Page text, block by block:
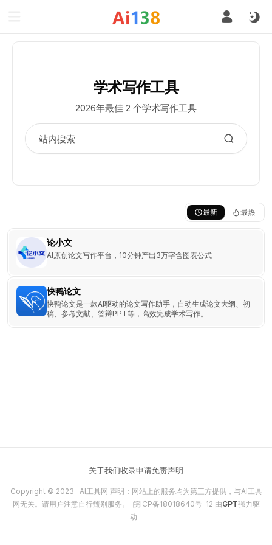
学术写作工具
2026年最佳 2 个学术写作工具
最新 最热
论小文
AI原创论文写作平台，10分钟产出3万字含图表公式
快鸭论文
快鸭论文是一款AI驱动的论文写作助手，自动生成论文大纲、初
稿、参考文献、答辩PPT等，高效完成学术写作。
关于我们收录申请免责声明
Copyright © 2023- AI工具网 声明：网站上的服务均为第三方提供，与AI工具
网无关。请用户注意自行甄别服务。 皖ICP备18018640号-12 由GPT强力驱
动